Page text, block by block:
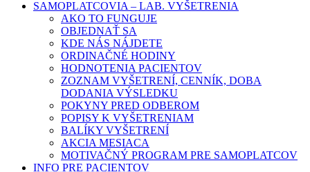
SAMOPLATCOVIA – LAB. VYŠETRENIA
AKO TO FUNGUJE
OBJEDNAŤ SA
KDE NÁS NÁJDETE
ORDINAČNÉ HODINY
HODNOTENIA PACIENTOV
ZOZNAM VYŠETRENÍ, CENNÍK, DOBA
DODANIA VÝSLEDKU
POKYNY PRED ODBEROM
POPISY K VYŠETRENIAM
BALÍKY VYŠETRENÍ
AKCIA MESIACA
MOTIVAČNÝ PROGRAM PRE SAMOPLATCOV
INFO PRE PACIENTOV